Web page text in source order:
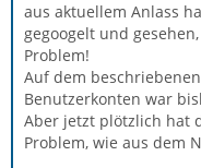
aus aktuellem Anlass
gegoogelt und
Problem!
Auf dem
Benutzerkonten war
Aber jetzt plötzlich hat
Problem, wie aus dem